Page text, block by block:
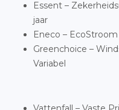
Essent –
jaar
Eneco – EcoStroom
Greenchoice –
Variabel